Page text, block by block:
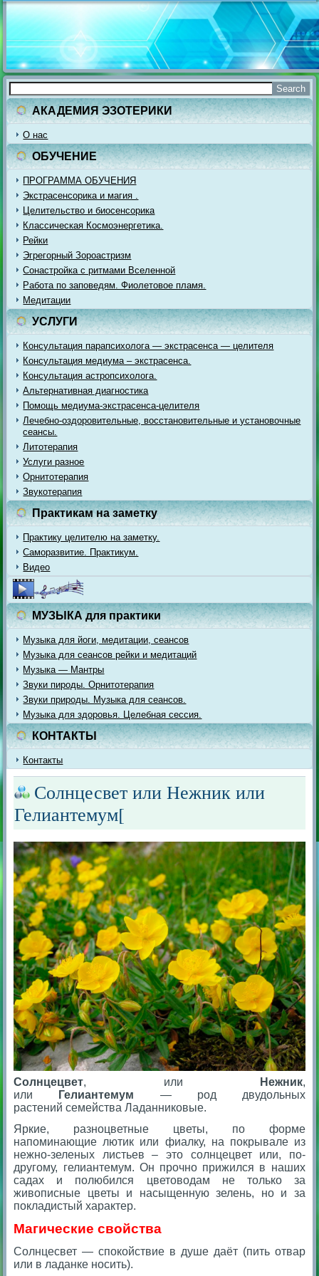
АКАДЕМИЯ ЭЗОТЕРИКИ
О нас
ОБУЧЕНИЕ
ПРОГРАММА ОБУЧЕНИЯ
Экстрасенсорика и магия .
Целительство и биосенсорика
Классическая Космоэнергетика.
Рейки
Эгрегорный Зороастризм
Сонастройка с ритмами Вселенной
Работа по заповедям. Фиолетовое пламя.
Медитации
УСЛУГИ
Консультация парапсихолога — экстрасенса — целителя
Консультация медиума – экстрасенса.
Консультация астропсихолога.
Альтернативная диагностика
Помощь медиума-экстрасенса-целителя
Лечебно-оздоровительные, восстановительные и установочные
сеансы.
Литотерапия
Услуги разное
Орнитотерапия
Звукотерапия
Практикам на заметку
Практику целителю на заметку.
Саморазвитие. Практикум.
Видео
МУЗЫКА для практики
Музыка для йоги, медитации, сеансов
Музыка для сеансов рейки и медитаций
Музыка — Мантры
Звуки пироды. Орнитотерапия
Звуки природы. Музыка для сеансов.
Музыка для здоровья. Целебная сессия.
КОНТАКТЫ
Контакты
Солнцесвет или Нежник или
Гелиантемум[
Солнцецвет, или Нежник,
или
Гелиантемум — род двудольных
растений семейства Ладанниковые.
Яркие, разноцветные цветы, по форме
напоминающие лютик или фиалку, на покрывале из
нежно-зеленых листьев – это солнцецвет или, по-
другому, гелиантемум. Он прочно прижился в наших
садах и полюбился цветоводам не только за
живописные цветы и насыщенную зелень, но и за
покладистый характер.
Магические свойства
Солнцесвет — спокойствие в душе даёт (пить отвар
или в ладанке носить).